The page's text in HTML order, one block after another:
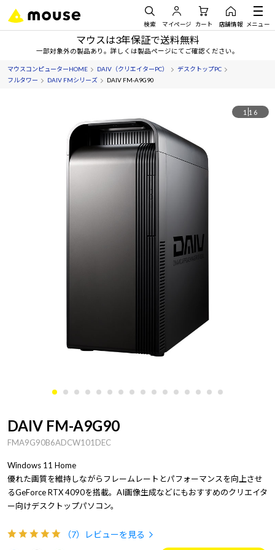
検索 マイページ カート 店舗情報 メニュー
マウスは3年保証で送料無料
一部対象外の製品あり。詳しくは製品ページにてご確認ください。
マウスコンピューターHOME DAIV（クリエイターPC）
デスクトップPC
フルタワー
DAIV FMシリーズ DAIV FM-A9G90
1 16
DAIV FM-A9G90
FMA9G90B6ADCW101DEC
Windows 11 Home
優れた画質を維持しながらフレームレートとパフォーマンスを向上させ
るGeForce RTX 4090を搭載。AI画像生成などにもおすすめのクリエイタ
ー向けデスクトップパソコン。
（7） レビューを見る